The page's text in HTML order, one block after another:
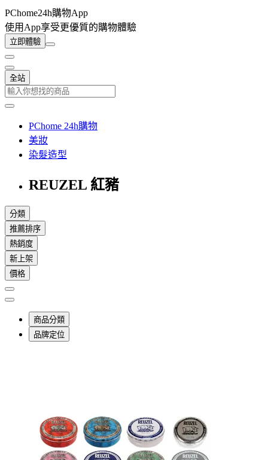
PChome24h購物App
使用App享受更優質的購物體驗
立即體驗
全站
PChome 24h購物
美妝
染髮造型
REUZEL 紅豬
分類
推薦排序
熱銷度
新上架
價格
商品分類
品牌定位